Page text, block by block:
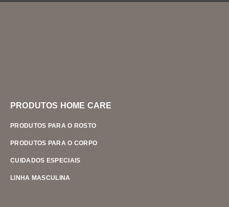
PRODUTOS HOME CARE
PRODUTOS PARA O ROSTO
PRODUTOS PARA O CORPO
CUIDADOS ESPECIAIS
LINHA MASCULINA